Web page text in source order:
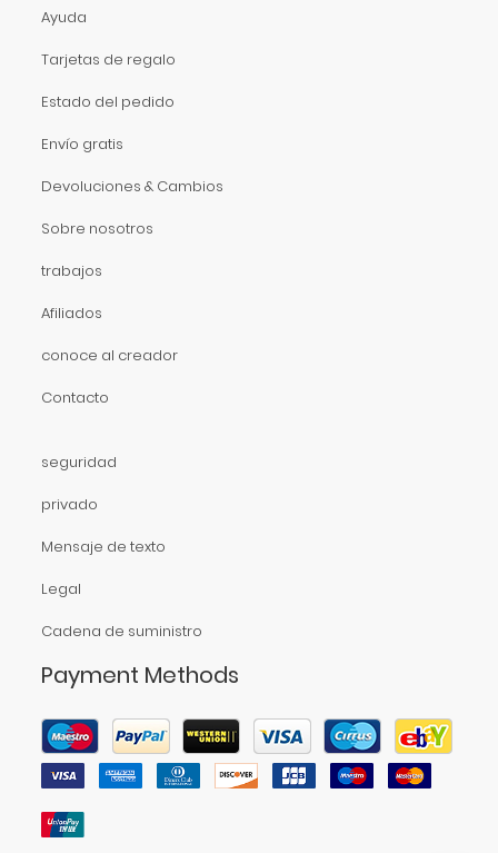
Ayuda
Tarjetas de regalo
Estado del pedido
Envío gratis
Devoluciones & Cambios
Sobre nosotros
trabajos
Afiliados
conoce al creador
Contacto
seguridad
privado
Mensaje de texto
Legal
Cadena de suministro
Payment Methods